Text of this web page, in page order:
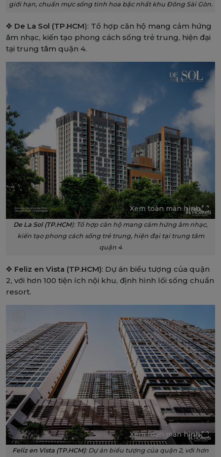
giới hạn, chuẩn mực sống tinh hoa bậc nhất khu Đông Sài Gòn.
✥ De La Sol (TP.HCM): Tổ hợp căn hộ mang cảm hứng
âm nhạc, kiến tạo phong cách sống trẻ trung, hiện đại
tại trung tâm quận 4.
Xem toàn màn hình
De La Sol (TP.HCM): Tổ hợp căn hộ mang cảm hứng âm nhạc,
kiến tạo phong cách sống trẻ trung, hiện đại tại trung tâm
quận 4
✥ Feliz en Vista (TP.HCM): Dự án biểu tượng của quận
2, với hơn 100 tiện ích nội khu, định hình lối sống chuẩn
resort.
Xem toàn màn hình
Feliz en Vista (TP.HCM): Dự án biểu tượng của quận 2, với hơn